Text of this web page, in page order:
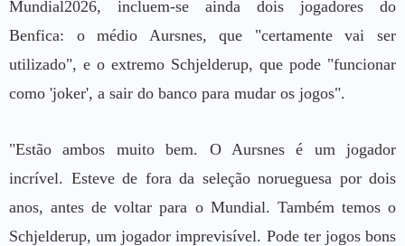
Mundial2026, incluem-se ainda dois jogadores do
Benfica: o médio Aursnes, que "certamente vai ser
utilizado", e o extremo Schjelderup, que pode "funcionar
como 'joker', a sair do banco para mudar os jogos".
"Estão ambos muito bem. O Aursnes é um jogador
incrível. Esteve de fora da seleção norueguesa por dois
anos, antes de voltar para o Mundial. Também temos o
Schjelderup, um jogador imprevisível. Pode ter jogos bons